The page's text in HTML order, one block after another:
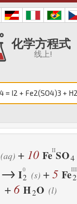
化学方程式
线上!
(aq) + 10 Fe SO4
→ I2 (s) +5 Fe2
+6 H2O (l)